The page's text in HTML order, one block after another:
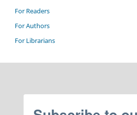
For Readers
For Authors
For Librarians